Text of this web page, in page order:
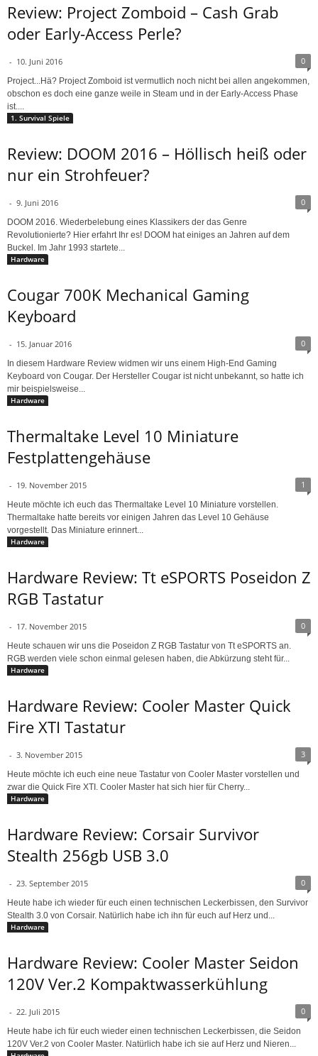
Review: Project Zomboid – Cash Grab
oder Early-Access Perle?
- 10. Juni 2016 0
Project...Hä? Project Zomboid ist vermutlich noch nicht bei allen angekommen,
obschon es doch eine ganze weile in Steam und in der Early-Access Phase
ist....
1. Survival Spiele
Review: DOOM 2016 – Höllisch heiß oder
nur ein Strohfeuer?
- 9. Juni 2016 0
DOOM 2016. Wiederbelebung eines Klassikers der das Genre
Revolutionierte? Hier erfahrt Ihr es! DOOM hat einiges an Jahren auf dem
Buckel. Im Jahr 1993 startete...
Hardware
Cougar 700K Mechanical Gaming
Keyboard
- 15. Januar 2016 0
In diesem Hardware Review widmen wir uns einem High-End Gaming
Keyboard von Cougar. Der Hersteller Cougar ist nicht unbekannt, so hatte ich
mir beispielsweise...
Hardware
Thermaltake Level 10 Miniature
Festplattengehäuse
- 19. November 2015 1
Heute möchte ich euch das Thermaltake Level 10 Miniature vorstellen.
Thermaltake hatte bereits vor einigen Jahren das Level 10 Gehäuse
vorgestellt. Das Miniature erinnert...
Hardware
Hardware Review: Tt eSPORTS Poseidon Z
RGB Tastatur
- 17. November 2015 0
Heute schauen wir uns die Poseidon Z RGB Tastatur von Tt eSPORTS an.
RGB werden viele schon einmal gelesen haben, die Abkürzung steht für...
Hardware
Hardware Review: Cooler Master Quick
Fire XTI Tastatur
- 3. November 2015 3
Heute möchte ich euch eine neue Tastatur von Cooler Master vorstellen und
zwar die Quick Fire XTI. Cooler Master hat sich hier für Cherry...
Hardware
Hardware Review: Corsair Survivor
Stealth 256gb USB 3.0
- 23. September 2015 0
Heute habe ich wieder für euch einen technischen Leckerbissen, den Survivor
Stealth 3.0 von Corsair. Natürlich habe ich ihn für euch auf Herz und...
Hardware
Hardware Review: Cooler Master Seidon
120V Ver.2 Kompaktwasserkühlung
- 22. Juli 2015 0
Heute habe ich für euch wieder einen technischen Leckerbissen, die Seidon
120V Ver.2 von Cooler Master. Natürlich habe ich sie auf Herz und Nieren...